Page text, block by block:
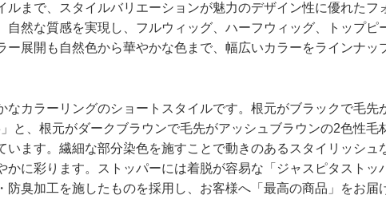
ルまで、スタイルバリエーションが魅力のデザイン性に優れたフ
自然な質感を実現し、フルウィッグ、ハーフウィッグ、トップ
展開も自然色から華やかな色まで、幅広いカラーをラインナッ
なカラーリングのショートスタイルです。根元がブラックで毛先
と、根元がダークブラウンで毛先がアッシュブラウンの2色性毛
います。繊細な部分染色を施すことで動きのあるスタイリッシュ
に彩ります。ストッパーには着脱が容易な「ジャスピタストッ
防臭加工を施したものを採用し、お客様へ「最高の商品」をお届